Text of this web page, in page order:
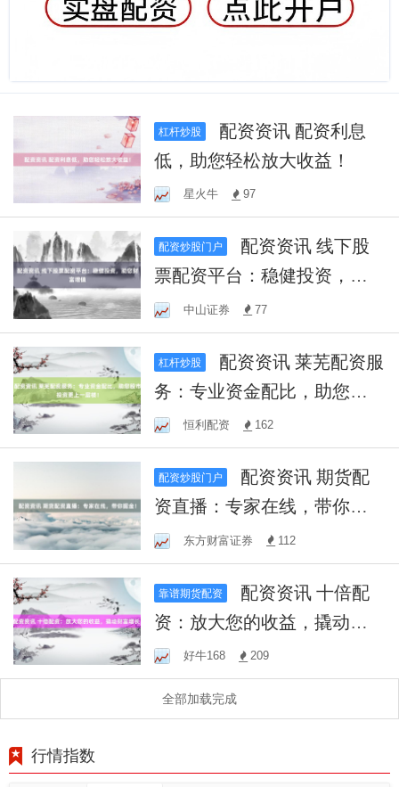
杠杆炒股
低，助您轻松放大收益！
星火牛 97
配资炒股门户
票配资平台：稳健投资，助
您财富增值
中山证券 77
杠杆炒股
务：专业资金配比，助您股
市投资更上一层楼！
恒利配资 162
配资炒股门户
资直播：专家在线，带你掘
金！东方财富证券 112
靠谱期货配资
资：放大您的收益，撬动财
富增长！
好牛168 209
全部加载完成
行情指数